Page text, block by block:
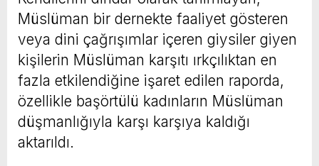
Müslüman bir dernekte faaliyet gösteren
veya dini çağrışımlar içeren giysiler giyen
kişilerin Müslüman karşıtı ırkçılıktan en
fazla etkilendiğine işaret edilen raporda,
özellikle başörtülü kadınların Müslüman
düşmanlığıyla karşı karşıya kaldığı
aktarıldı.